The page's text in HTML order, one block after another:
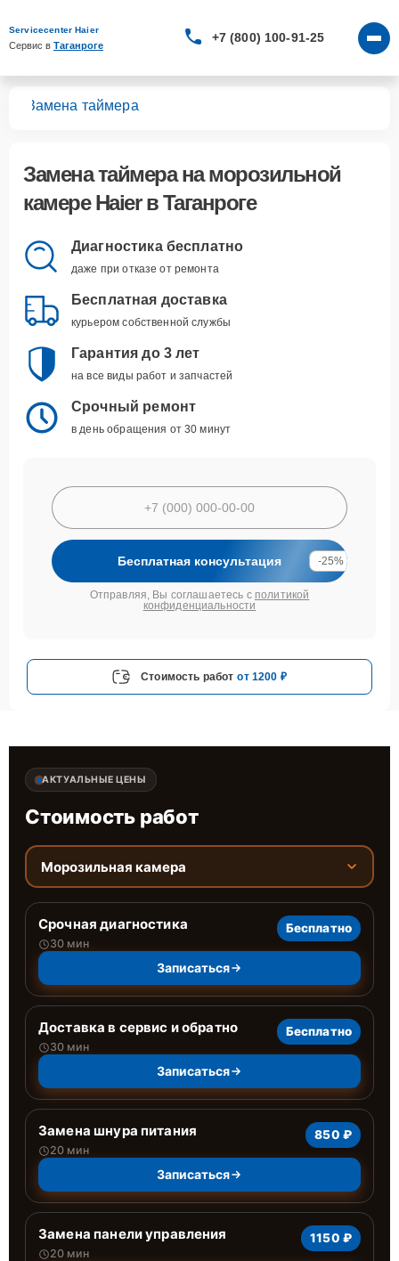
Servicecenter Haier
Сервис в Таганроге
+7 (800) 100-91-25
Замена таймера
Замена таймерана морозильной
камере Haier в Таганроге
Диагностика бесплатно
даже при отказе от ремонта
Бесплатная доставка
курьером собственной службы
Гарантия до 3 лет
на все виды работ и запчастей
Срочный ремонт
в день обращения от 30 минут
Бесплатная консультация -25%
Отправляя, Вы соглашаетесь с политикой
конфиденциальности
Стоимость работ от 1200 ₽
АКТУАЛЬНЫЕ ЦЕНЫ
Стоимость работ
Морозильная камера
Срочная диагностика
30 мин
Бесплатно
Записаться
Доставка в сервис и обратно
30 мин
Бесплатно
Записаться
Замена шнура питания
20 мин
850 ₽
Записаться
Замена панели управления
20 мин
1150 ₽